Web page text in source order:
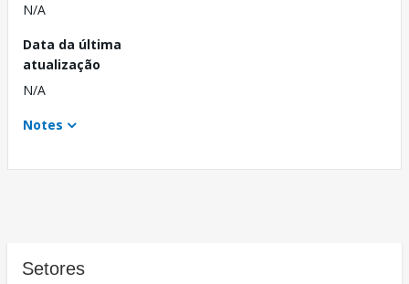
N/A
Data da última
atualização
N/A
Notes
Setores